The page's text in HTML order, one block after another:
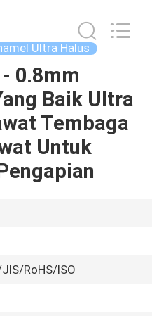
Ultra Halus
0.8mm
Baik Ultra
Tembaga
Untuk
RoHS/ISO